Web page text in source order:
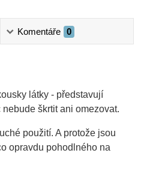
Komentáře 0
látky - představují
škrtit ani omezovat.
použití. A protože jsou
opravdu pohodlného na